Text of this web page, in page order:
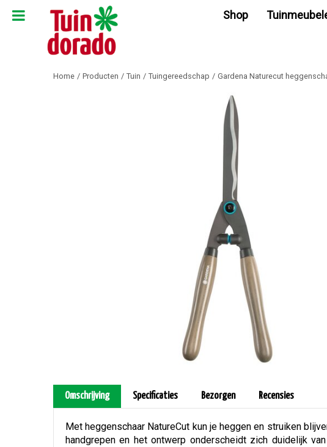
naar
Home Producten Tuin Tuingereedschap Gardena Naturecut
Shop
Omschrijving Specificaties Bezorgen Recensies
Met heggenschaar NatureCut kun je heggen en struiken
handgrepen en het ontwerp onderscheidt zich duidelijk